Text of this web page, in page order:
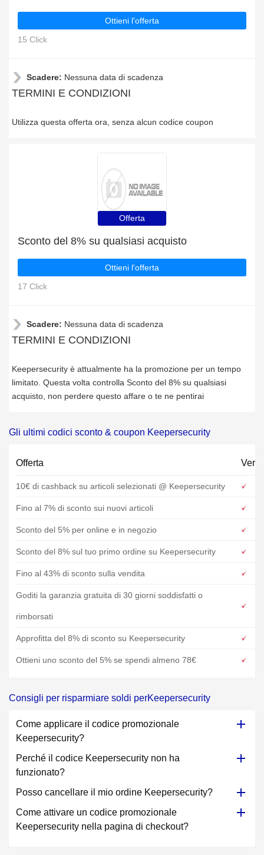
Ottieni l'offerta
15 Click
Scadere: Nessuna data di scadenza
TERMINI E CONDIZIONI
Utilizza questa offerta ora, senza alcun codice coupon
Offerta
Sconto del 8% su qualsiasi acquisto
Ottieni l'offerta
17 Click
Scadere: Nessuna data di scadenza
TERMINI E CONDIZIONI
Keepersecurity è attualmente ha la promozione per un tempo
limitato. Questa volta controlla Sconto del 8% su qualsiasi
acquisto, non perdere questo affare o te ne pentirai
Gli ultimi codici sconto & coupon Keepersecurity
Offerta
10€ di cashback su articoli selezionati @ Keepersecurity
Fino al 7% di sconto sui nuovi articoli
Sconto del 5% per online e in negozio
Sconto del 8% sul tuo primo ordine su Keepersecurity
Fino al 43% di sconto sulla vendita
Goditi la garanzia gratuita di 30 giorni soddisfatti o
rimborsati
Approfitta del 8% di sconto su Keepersecurity
Ottieni uno sconto del 5% se spendi almeno 78€
Consigli per risparmiare soldi perKeepersecurity
Come applicare il codice promozionale
Keepersecurity?
Perché il codice Keepersecurity non ha
funzionato?
Posso cancellare il mio ordine Keepersecurity?
Come attivare un codice promozionale
Keepersecurity nella pagina di checkout?